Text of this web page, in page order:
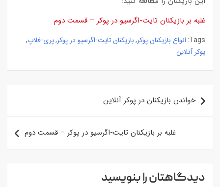
غلبه بر بازیکنان تایت-اگرسیو در پوکر – قسمت دوم
Tags: انواع بازیکنان پوکر, بازیکنان تایت-اگرسیو در پوکر,پری-فلاپ,
پوکر آنلاین
نوشته
خواندن بازیکنان در پوکر آنلاین
غلبه بر بازیکنان تایت-اگرسیو در پوکر – قسمت دوم
دیدگاهتان را بنویسید